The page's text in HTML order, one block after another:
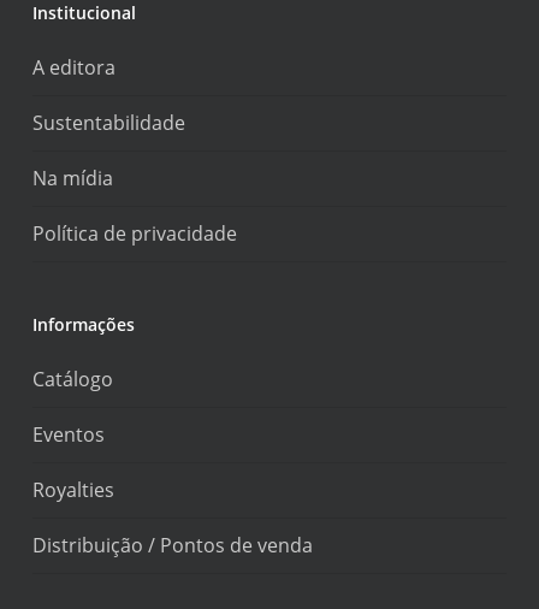
Institucional
A editora
Sustentabilidade
Na mídia
Política de privacidade
Informações
Catálogo
Eventos
Royalties
Distribuição / Pontos de venda